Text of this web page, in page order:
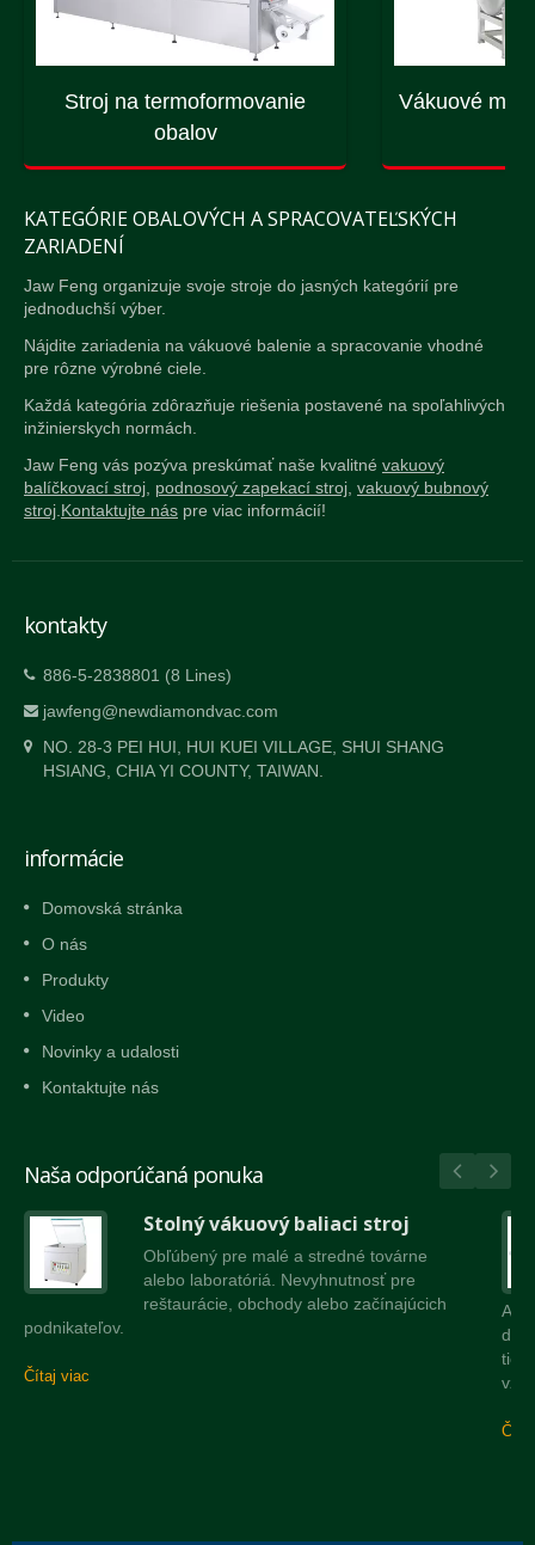
Stroj na termoformovanie
obalov
Vákuové
KATEGÓRIE OBALOVÝCH A SPRACOVATEĽSKÝCH
ZARIADENÍ
Jaw Feng organizuje svoje stroje do jasných kategórií pre
jednoduchší výber.
Nájdite zariadenia na vákuové balenie a spracovanie vhodné
pre rôzne výrobné ciele.
Každá kategória zdôrazňuje riešenia postavené na spoľahlivých
inžinierskych normách.
Jaw Feng vás pozýva preskúmať naše kvalitné vakuový
balíčkovací stroj, podnosový zapekací stroj, vakuový bubnový
stroj. Kontaktujte nás pre viac informácií!
kontakty
886-5-2838801 (8 Lines)
jawfeng@newdiamondvac.com
NO. 28-3 PEI HUI, HUI KUEI VILLAGE, SHUI SHANG
HSIANG, CHIA YI COUNTY, TAIWAN.
informácie
Domovská stránka
O nás
Produkty
Video
Novinky a udalosti
Kontaktujte nás
Naša odporúčaná ponuka
Stolný vákuový baliaci stroj
Obľúbený pre malé a stredné továrne
alebo laboratóriá. Nevyhnutnosť pre
reštaurácie, obchody alebo začínajúcich
podnikateľov.
Čítaj viac
tiež